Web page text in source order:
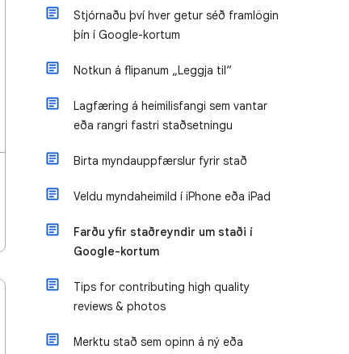
Stjórnaðu því hver getur séð framlögin
þín í Google-kortum
Notkun á flipanum „Leggja til“
Lagfæring á heimilisfangi sem vantar
eða rangri fastri staðsetningu
Birta myndauppfærslur fyrir stað
Veldu myndaheimild í iPhone eða iPad
Farðu yfir staðreyndir um staði í
Google-kortum
Tips for contributing high quality
reviews & photos
Merktu stað sem opinn á ný eða